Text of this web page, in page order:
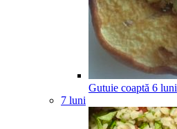
Gutuie coaptă 6 luni
7 luni